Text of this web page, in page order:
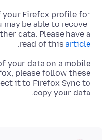
your Firefox profile for
may be able to recover
data. Please have a
read of this article
.
your data on a mobile
please follow these
it to Firefox Sync to
copy your data.